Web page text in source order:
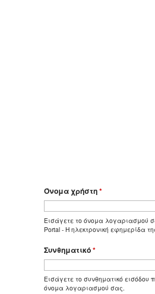
Όνομα χρήστη*
Εισάγετε το όνομα λογαριασμού
Portal - Η ηλεκτρονική εφημερίδα
Συνθηματικό*
Εισάγετε το συνθηματικό εισόδου
όνομα λογαριασμού σας.